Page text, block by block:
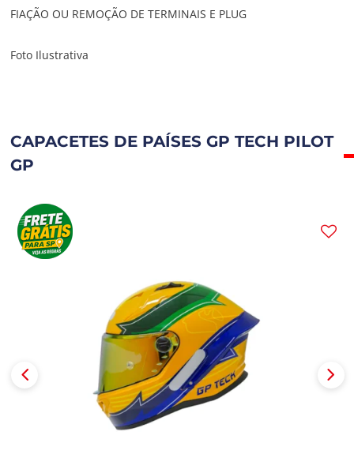
FIAÇÃO OU REMOÇÃO DE TERMINAIS E PLUG
Foto Ilustrativa
CAPACETES DE PAÍSES GP TECH PILOT
GP